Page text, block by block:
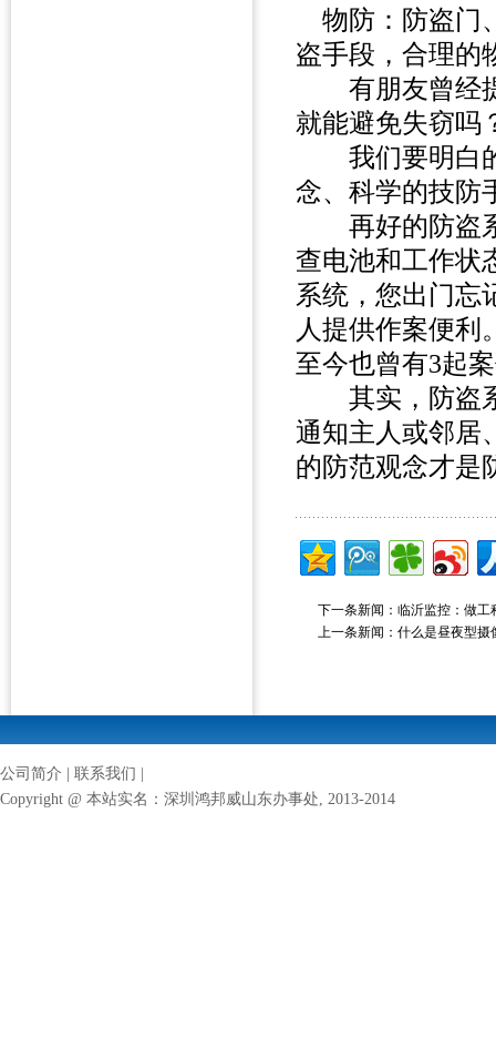
物防：防盗门
盗手段，合理的
有朋友曾经提
就能避免失窃吗
我们要明白的
念、科学的技防
再好的防盗系
查电池和工作状
系统，您出门忘
人提供作案便利
至今也曾有3起
其实，防盗系
通知主人或邻居
的防范观念才是
下一条新闻： 临沂监控：做工
上一条新闻： 什么是昼夜型摄
公司简介 联系我们
Copyright @ 本站实名： 深圳鸿邦威山东办事处, 2013-2014